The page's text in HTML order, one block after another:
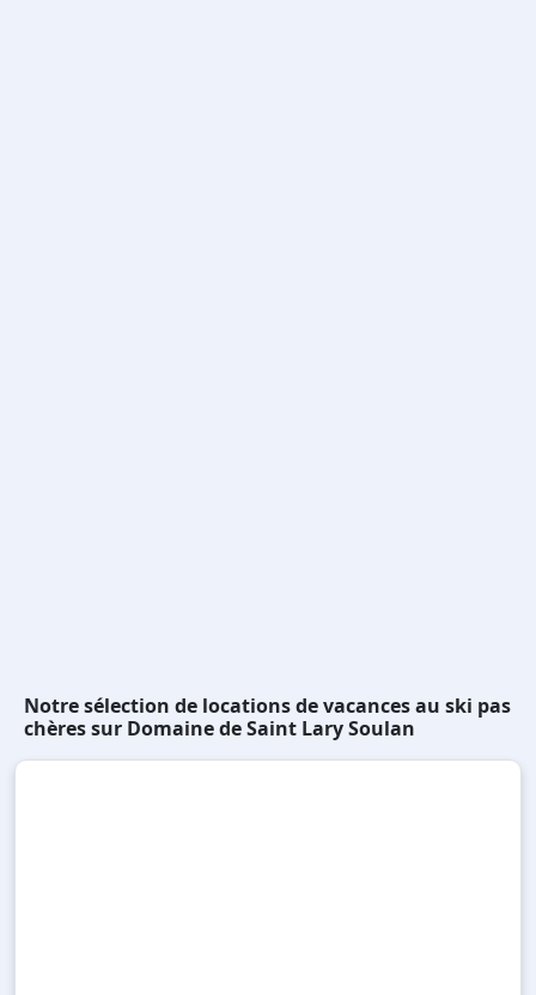
Notre sélection de locations de vacances au ski pas
chères sur Domaine de Saint Lary Soulan